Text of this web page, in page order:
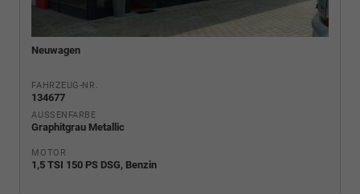
Neuwagen
FAHRZEUG-NR.
134677
AUSSENFARBE
Graphitgrau Metallic
MOTOR
1,5 TSI 150 PS DSG, Benzin